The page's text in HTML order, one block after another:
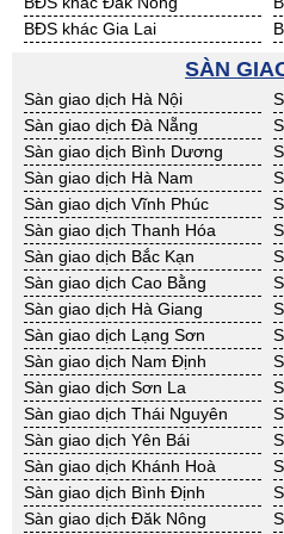
BĐS khác Gia Lai
BĐS khác Ninh Thuận
BĐS khác Quảng Bình
BĐS khác Quảng Ngãi
BĐS khác Cần Thơ
BĐS khác Bạc Liêu
BĐS khác Bình Phước
BĐS khác Đồng Tháp
BĐS khác Kiên Giang
BĐS khác Sóc Trăng
BĐS khác Tiền Giang
BĐS khác Vĩnh Long
BĐS khác Hưng Yên
SÀN
Sàn giao dịch Hà Nội
Sàn giao dịch Đà Nẵng
Sàn giao dịch Bình Dương
Sàn giao dịch Hà Nam
Sàn giao dịch Vĩnh Phúc
Sàn giao dịch Thanh Hóa
Sàn giao dịch Bắc Kạn
Sàn giao dịch Cao Bằng
Sàn giao dịch Hà Giang
Sàn giao dịch Lạng Sơn
Sàn giao dịch Nam Định
Sàn giao dịch Sơn La
Sàn giao dịch Thái Nguyên
Sàn giao dịch Yên Bái
Sàn giao dịch Khánh Hoà
Sàn giao dịch Bình Định
Sàn giao dịch Đăk Nông